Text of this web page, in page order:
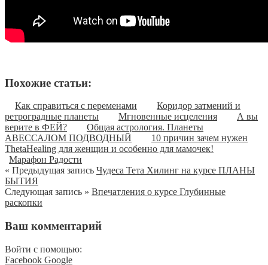
Похожие статьи:
Как справиться с переменами
Коридор затмений и
ретроградные планеты
Мгновенные исцеления
А вы
верите в ФЕЙ?
Общая астрология. Планеты
АВЕССАЛОМ ПОДВОДНЫЙ
10 причин зачем нужен
ThetaHealing для женщин и особенно для мамочек!
Марафон Радости
« Предыдущая запись Чудеса Тета Хилинг на курсе ПЛАНЫ
БЫТИЯ
Следующая запись » Впечатления о курсе Глубинные
раскопки
Ваш комментарий
Войти с помощью:
Facebook Google